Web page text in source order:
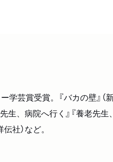
芸賞受賞。『バカの壁』
病院へ行く』『養老先生
社）など。